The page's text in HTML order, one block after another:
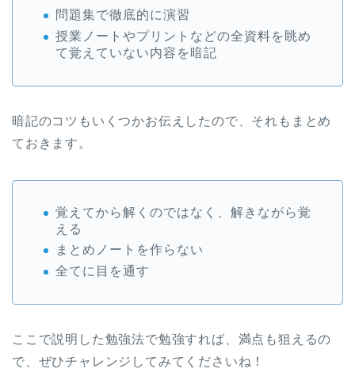
問題集で徹底的に演習
授業ノートやプリントなどの全資料を眺め
て覚えていない内容を暗記
暗記のコツもいくつかお伝えしたので、それもまとめ
ておきます。
覚えてから解くのではなく、解きながら覚
える
まとめノートを作らない
全てに目を通す
ここで説明した勉強法で勉強すれば、満点も狙えるの
で、ぜひチャレンジしてみてくださいね！